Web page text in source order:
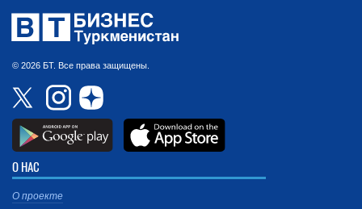
© 2026 БТ. Все права защищены.
О НАС
О проекте